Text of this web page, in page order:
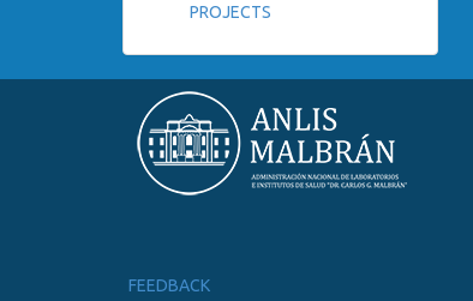
PROJECTS
FEEDBACK